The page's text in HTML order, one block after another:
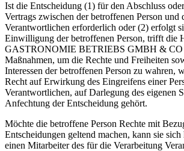
Ist die Entscheidung (1) für den Abschluss
Vertrags zwischen der betroffenen Person und
Verantwortlichen erforderlich oder (2) erfolgt
Einwilligung der betroffenen Person, trifft die
GASTRONOMIE BETRIEBS GMBH & CO
Maßnahmen, um die Rechte und Freiheiten
Interessen der betroffenen Person zu wahren,
Recht auf Erwirkung des Eingreifens einer
Verantwortlichen, auf Darlegung des eigenen
Anfechtung der Entscheidung gehört.
Möchte die betroffene Person Rechte mit
Entscheidungen geltend machen, kann sie
einen Mitarbeiter des für die Verarbeitung